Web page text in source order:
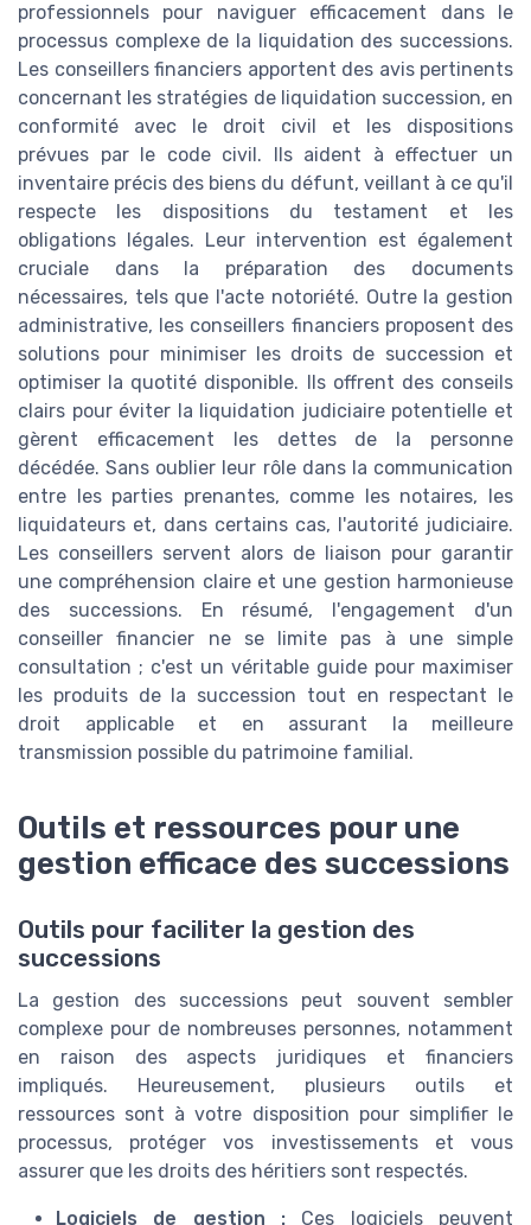
professionnels pour naviguer efficacement dans le
processus complexe de la liquidation des successions.
Les conseillers financiers apportent des avis pertinents
concernant les stratégies de liquidation succession, en
conformité avec le droit civil et les dispositions
prévues par le code civil. Ils aident à effectuer un
inventaire précis des biens du défunt, veillant à ce qu'il
respecte les dispositions du testament et les
obligations légales. Leur intervention est également
cruciale dans la préparation des documents
nécessaires, tels que l'acte notoriété. Outre la gestion
administrative, les conseillers financiers proposent des
solutions pour minimiser les droits de succession et
optimiser la quotité disponible. Ils offrent des conseils
clairs pour éviter la liquidation judiciaire potentielle et
gèrent efficacement les dettes de la personne
décédée. Sans oublier leur rôle dans la communication
entre les parties prenantes, comme les notaires, les
liquidateurs et, dans certains cas, l'autorité judiciaire.
Les conseillers servent alors de liaison pour garantir
une compréhension claire et une gestion harmonieuse
des successions. En résumé, l'engagement d'un
conseiller financier ne se limite pas à une simple
consultation ; c'est un véritable guide pour maximiser
les produits de la succession tout en respectant le
droit applicable et en assurant la meilleure
transmission possible du patrimoine familial.
Outils et ressources pour une
gestion efficace des successions
Outils pour faciliter la gestion des
successions
La gestion des successions peut souvent sembler
complexe pour de nombreuses personnes, notamment
en raison des aspects juridiques et financiers
impliqués. Heureusement, plusieurs outils et
ressources sont à votre disposition pour simplifier le
processus, protéger vos investissements et vous
assurer que les droits des héritiers sont respectés.
Logiciels de gestion : Ces logiciels peuvent